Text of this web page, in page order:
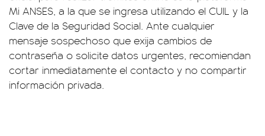
Mi ANSES, a la que se ingresa utilizando el CUIL y la
Clave de la Seguridad Social. Ante cualquier
mensaje sospechoso que exija cambios de
contraseña o solicite datos urgentes, recomiendan
cortar inmediatamente el contacto y no compartir
información privada.